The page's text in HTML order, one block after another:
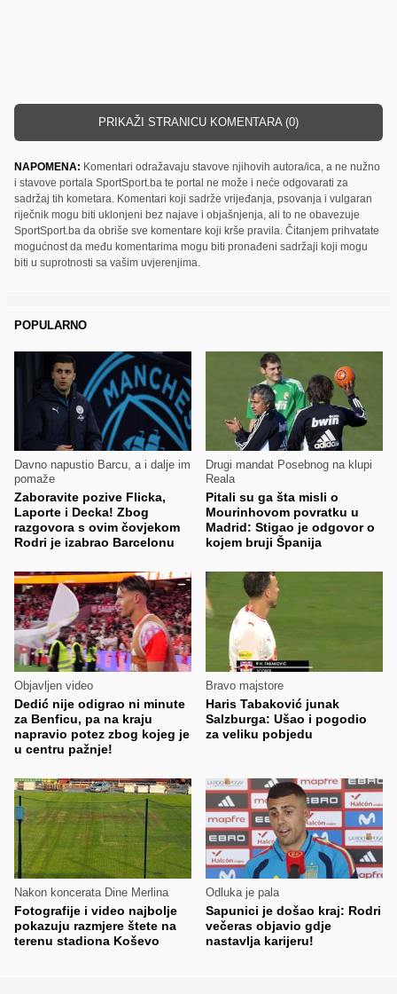
PRIKAŽI STRANICU KOMENTARA (0)
NAPOMENA: Komentari odražavaju stavove njihovih autora/ica, a ne nužno
i stavove portala SportSport.ba te portal ne može i neće odgovarati za
sadržaj tih kometara. Komentari koji sadrže vrijeđanja, psovanja i vulgaran
riječnik mogu biti uklonjeni bez najave i objašnjenja, ali to ne obavezuje
SportSport.ba da obriše sve komentare koji krše pravila. Čitanjem prihvatate
mogućnost da među komentarima mogu biti pronađeni sadržaji koji mogu
biti u suprotnosti sa vašim uvjerenjima.
POPULARNO
Davno napustio Barcu, a i dalje im
pomaže
Zaboravite pozive Flicka,
Laporte i Decka! Zbog
razgovora s ovim čovjekom
Rodri je izabrao Barcelonu
Drugi mandat Posebnog na klupi
Reala
Pitali su ga šta misli o
Mourinhovom povratku u
Madrid: Stigao je odgovor o
kojem bruji Španija
Objavljen video
Dedić nije odigrao ni minute
za Benficu, pa na kraju
napravio potez zbog kojeg je
u centru pažnje!
Bravo majstore
Haris Tabaković junak
Salzburga: Ušao i pogodio
za veliku pobjedu
Nakon koncerata Dine Merlina
Fotografije i video najbolje
pokazuju razmjere štete na
terenu stadiona Koševo
Odluka je pala
Sapunici je došao kraj: Rodri
večeras objavio gdje
nastavlja karijeru!